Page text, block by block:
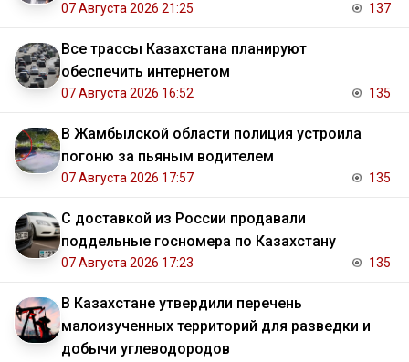
07 Августа 2026 21:25 137
Все трассы Казахстана планируют
обеспечить интернетом
07 Августа 2026 16:52 135
В Жамбылской области полиция устроила
погоню за пьяным водителем
07 Августа 2026 17:57 135
С доставкой из России продавали
поддельные госномера по Казахстану
07 Августа 2026 17:23 135
В Казахстане утвердили перечень
малоизученных территорий для разведки и
добычи углеводородов